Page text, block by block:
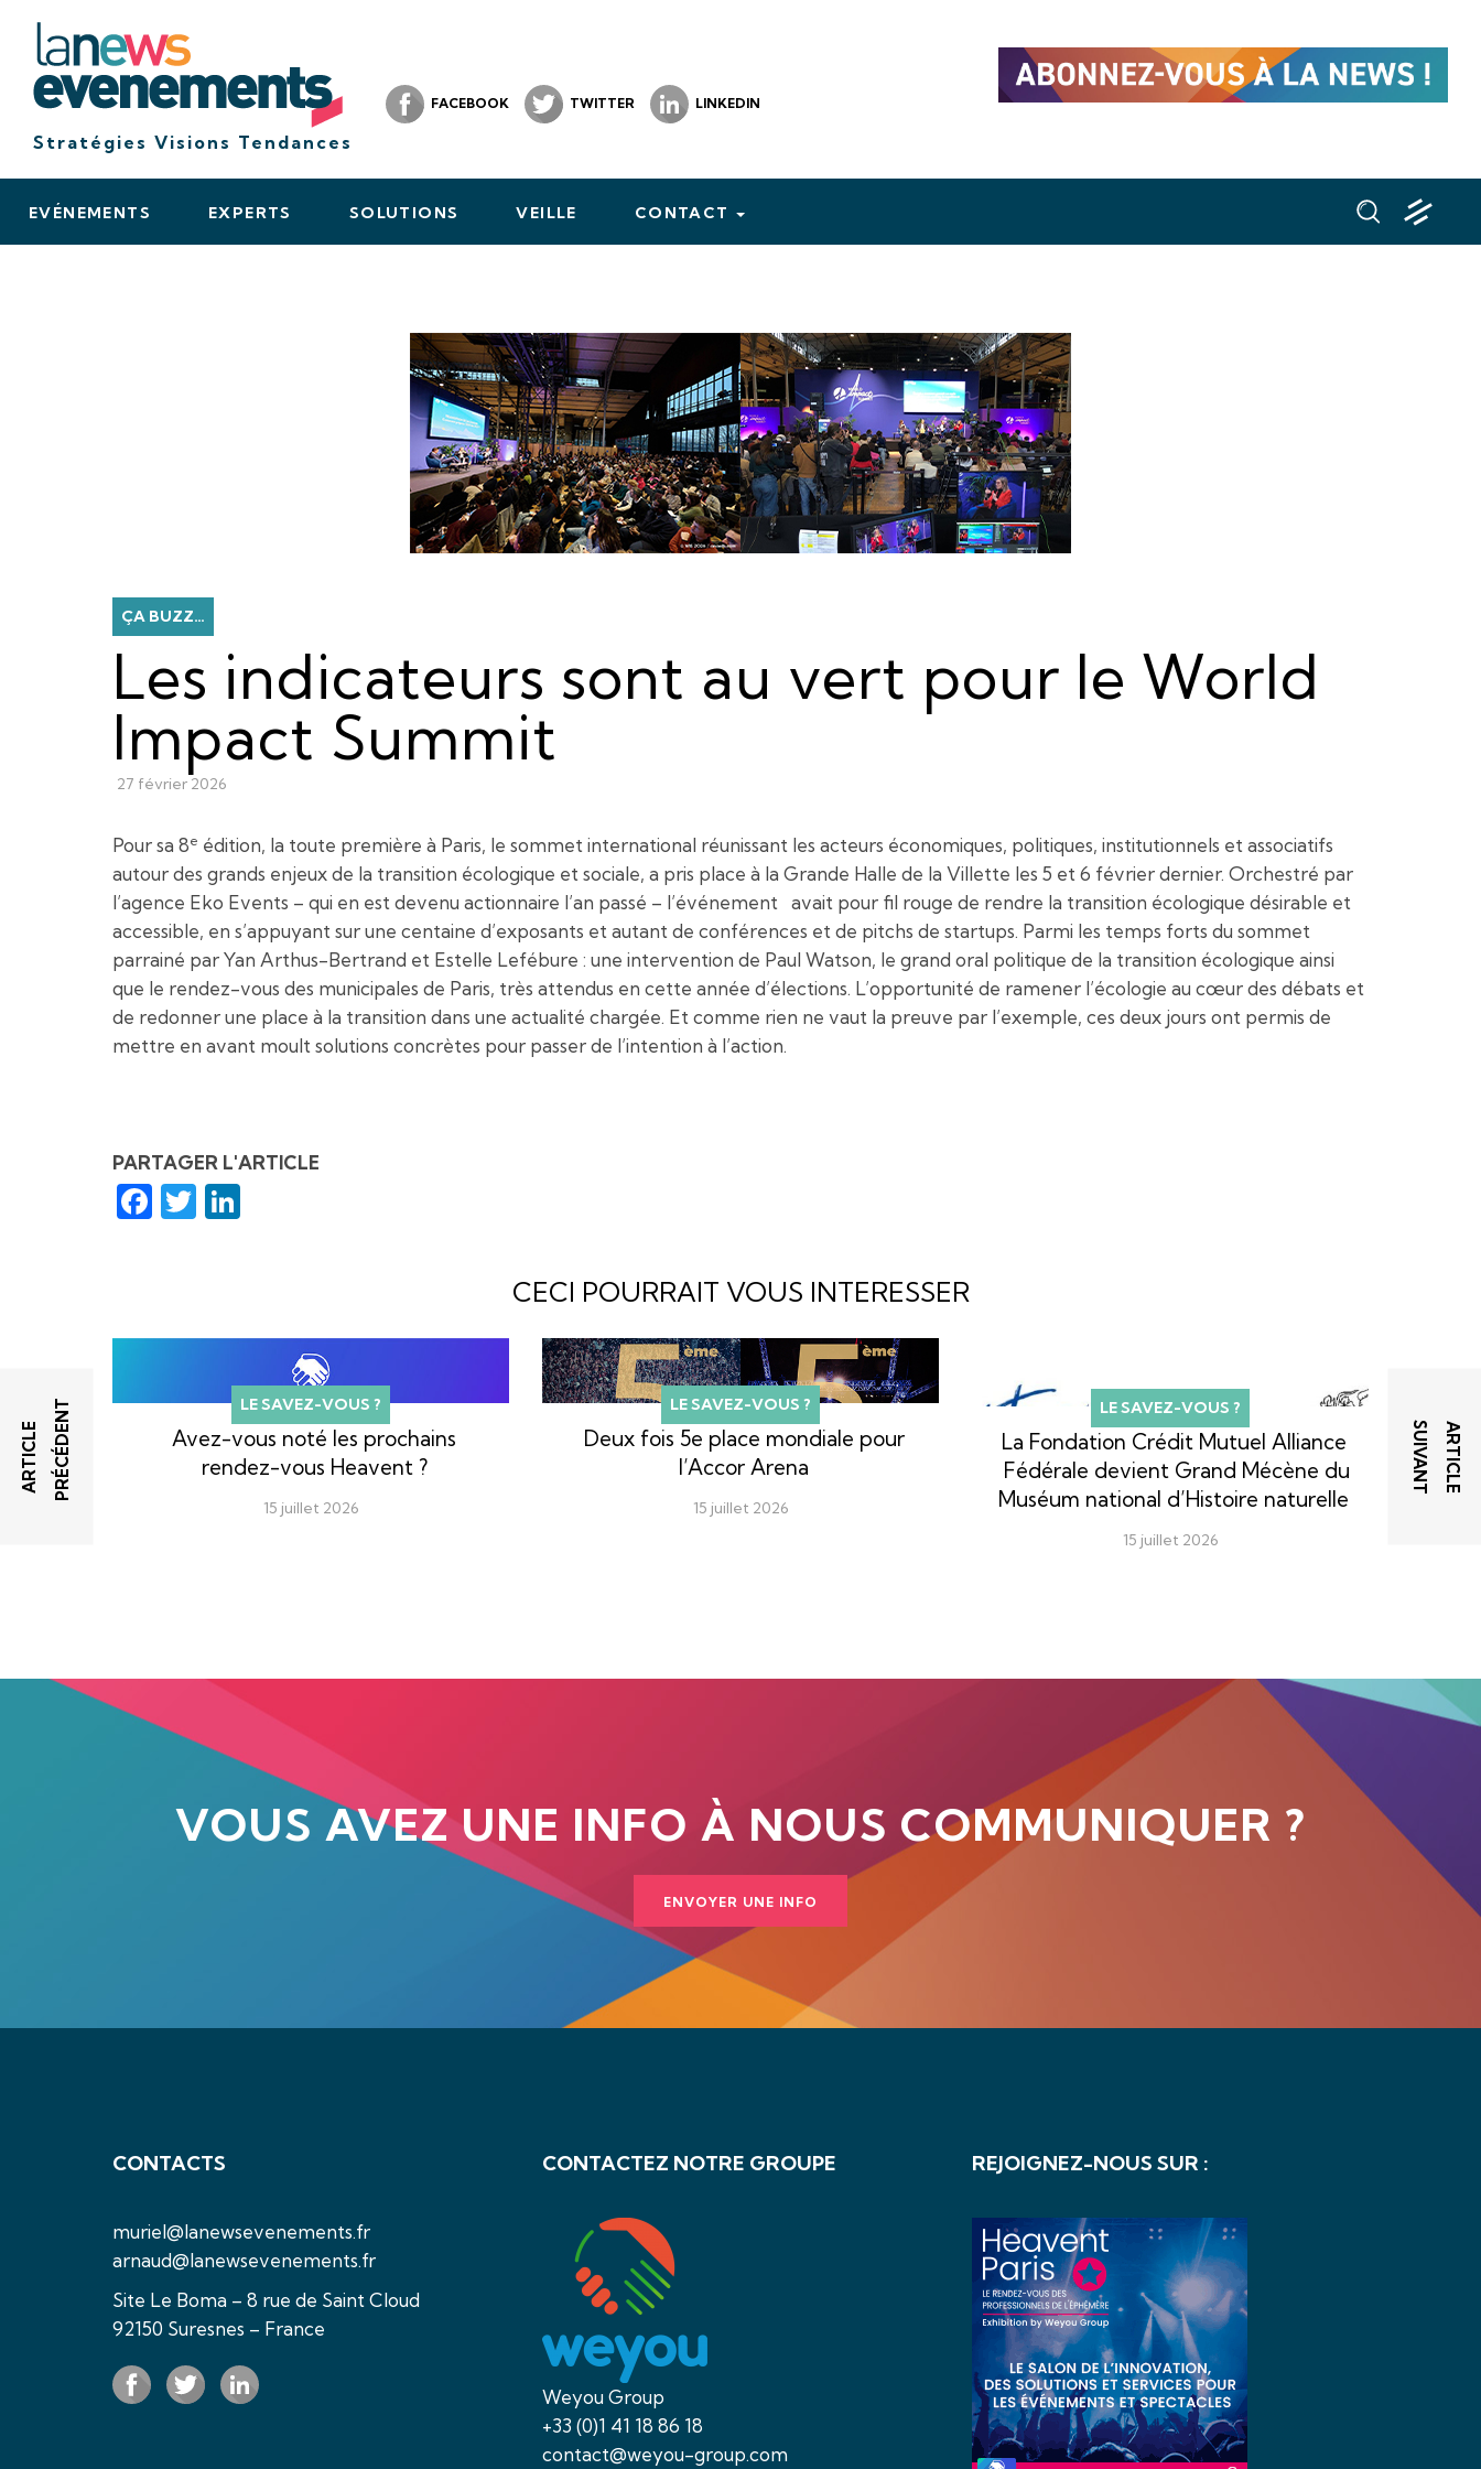
Stratégies Visions Tendances
FACEBOOK TWITTER LINKEDIN
EVÉNEMENTS EXPERTS SOLUTIONS VEILLE CONTACT
ÇA BUZZ…
Les indicateurs sont au vert pour le World
Impact Summit
27 février 2026
Pour sa 8e édition, la toute première à Paris, le sommet international réunissant les acteurs économiques, politiques, institutionnels et associatifs
autour des grands enjeux de la transition écologique et sociale, a pris place à la Grande Halle de la Villette les 5 et 6 février dernier. Orchestré par
l’agence Eko Events – qui en est devenu actionnaire l’an passé – l’événement avait pour fil rouge de rendre la transition écologique désirable et
accessible, en s’appuyant sur une centaine d’exposants et autant de conférences et de pitchs de startups. Parmi les temps forts du sommet
parrainé par Yan Arthus-Bertrand et Estelle Lefébure : une intervention de Paul Watson, le grand oral politique de la transition écologique ainsi
que le rendez-vous des municipales de Paris, très attendus en cette année d’élections. L’opportunité de ramener l’écologie au cœur des débats et
de redonner une place à la transition dans une actualité chargée. Et comme rien ne vaut la preuve par l’exemple, ces deux jours ont permis de
mettre en avant moult solutions concrètes pour passer de l’intention à l’action.
PARTAGER L'ARTICLE
Facebook
Twitter
A
R
T
I
C
L
E
P
R
É
C
É
D
E
N T A
R
T
I
C
L
E
S
U
I
V
A
N
T
CECI POURRAIT VOUS INTERESSER
LE SAVEZ-VOUS ?
Avez-vous noté les prochains
rendez-vous Heavent ?
15 juillet 2026
LE SAVEZ-VOUS ?
Deux fois 5e place mondiale pour
l’Accor Arena
15 juillet 2026
LE SAVEZ-VOUS ?
La Fondation Crédit Mutuel Alliance
Fédérale devient Grand Mécène du
Muséum national d’Histoire naturelle
15 juillet 2026
VOUS AVEZ UNE INFO À NOUS COMMUNIQUER ?
ENVOYER UNE INFO
CONTACTS
muriel@lanewsevenements.fr
arnaud@lanewsevenements.fr
Site Le Boma – 8 rue de Saint Cloud
92150 Suresnes – France
CONTACTEZ NOTRE GROUPE
Weyou Group
+33 (0)1 41 18 86 18
contact@weyou-group.com
REJOIGNEZ-NOUS SUR :